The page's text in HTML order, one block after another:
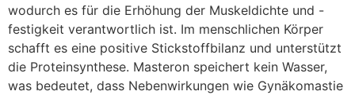
wodurch es für die Erhöhung der Muskeldichte und -
festigkeit verantwortlich ist. Im menschlichen Körper
schafft es eine positive Stickstoffbilanz und unterstützt
die Proteinsynthese. Masteron speichert kein Wasser,
was bedeutet, dass Nebenwirkungen wie Gynäkomastie